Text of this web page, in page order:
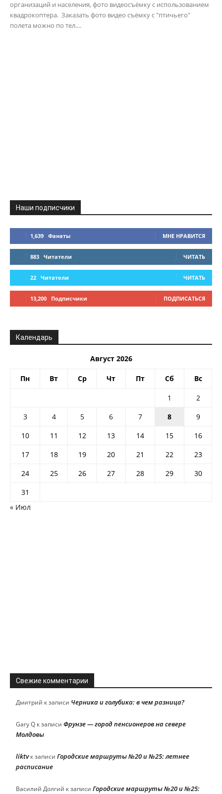
организаций и населения, фото видеосъёмку с использованием
квадрокоптера. Заказать фото видео съёмку с "птичьего"
полета можно по тел....
Наши подписчики
1,639 Фанаты МНЕ НРАВИТСЯ
883 Читатели ЧИТАТЬ
22 Читатели ЧИТАТЬ
13,200 Подписчики ПОДПИСАТЬСЯ
Календарь
Август 2026
Пн Вт Ср Чт Пт Сб Вс
1
2
3
4 5 6 7 8
9
10
11 12 13 14 15
16
17
18 19 20 21 22
23
24
25 26 27 28 29
30
31
« Июл
Свежие комментарии
Дмитрий к записи Черника и голубика: в чем разница?
Gary Q к записи Фрунзе — город пенсионеров на севере
Молдовы
liktvк записи Городские маршруты №20 и №25: летнее
расписание
Василий Долгий к записи Городские маршруты №20 и №25: